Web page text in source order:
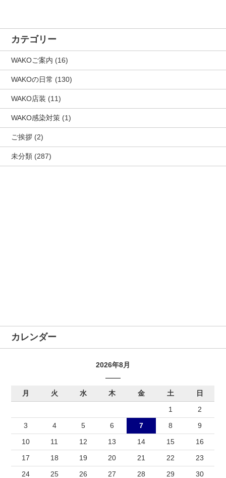
カテゴリー
WAKOご案内 (16)
WAKOの日常 (130)
WAKO店装 (11)
WAKO感染対策 (1)
ご挨拶 (2)
未分類 (287)
カレンダー
2026年8月
月 火 水 木 金 土
日
1
2
3
4 5 6 7 8
9
10
11 12 13 14 15
16
17
18 19 20 21 22
23
24
25 26 27 28 29 30